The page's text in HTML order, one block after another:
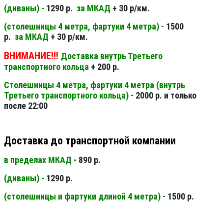
(диваны) - 1290 р. за МКАД + 30 р/км.
(столешницы 4 метра, фартуки 4 метра) - 1500
р. за МКАД + 30 р/км.
ВНИМАНИЕ!!! Доставка внутрь Третьего
транспортного кольца + 200 р.
Столешницы 4 метра, фартуки 4 метра (внутрь
Третьего транспортного кольца) - 2000 р. и только
после 22:00
Доставка до транспортной компании
в пределах МКАД - 890 р.
(диваны) - 1290 р.
(столешницы и фартуки длиной 4 метра) - 1500 р.